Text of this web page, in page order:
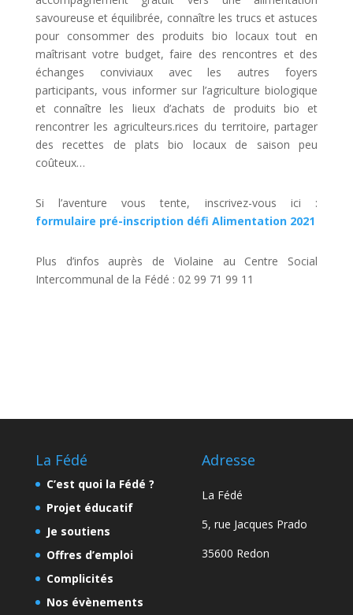
savoureuse et équilibrée, connaître les trucs et astuces
pour consommer des produits bio locaux tout en
maîtrisant votre budget, faire des rencontres et des
échanges conviviaux avec les autres foyers
participants, vous informer sur l’agriculture biologique
et connaître les lieux d’achats de produits bio et
rencontrer les agriculteurs.rices du territoire, partager
des recettes de plats bio locaux de saison peu
coûteux…
Si l’aventure vous tente, inscrivez-vous ici :
formulaire pré-inscription défi Alimentation 2021
Plus d’infos auprès de Violaine au Centre Social
Intercommunal de la Fédé : 02 99 71 99 11
La Fédé
C’est quoi la Fédé ?
Projet éducatif
Je soutiens
Offres d’emploi
Complicités
Nos évènements
Adresse
La Fédé
5, rue Jacques Prado
35600 Redon